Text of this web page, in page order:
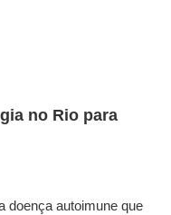
no Rio para
doença autoimune que